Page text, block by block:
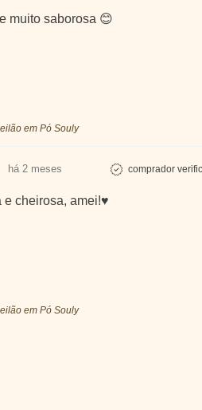
muito saborosa 😊
em Pó Souly
há 2 meses comprador
e cheirosa, amei!♥️
em Pó Souly